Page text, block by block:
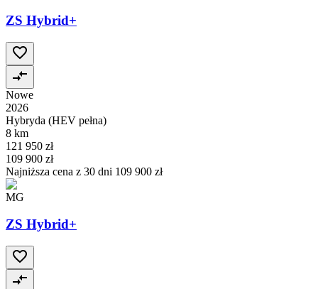
ZS Hybrid+
Nowe
2026
Hybryda (HEV pełna)
8 km
121 950 zł
109 900 zł
Najniższa cena z 30 dni 109 900 zł
MG
ZS Hybrid+